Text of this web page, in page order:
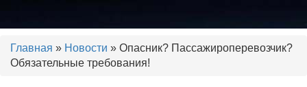
ГЛОНАСС, контроль топлива.
Главная » Новости » Опасник? Пассажироперевозчик?
Обязательные требования!